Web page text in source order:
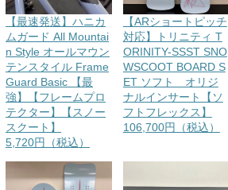
【最速発送】ハニカ
ムガード All Mountai
n Style オールマウン
テンスタイル Frame
Guard Basic 【最
強】【フレームプロ
テクター】【スノー
スクート】
5,720円（税込）
【ARショートピッチ
対応】トリニティ T
ORINITY-SSST SNO
WSCOOT BOARD S
ET ソフト オリジ
ナルインサート【ソ
フトフレックス】
106,700円（税込）